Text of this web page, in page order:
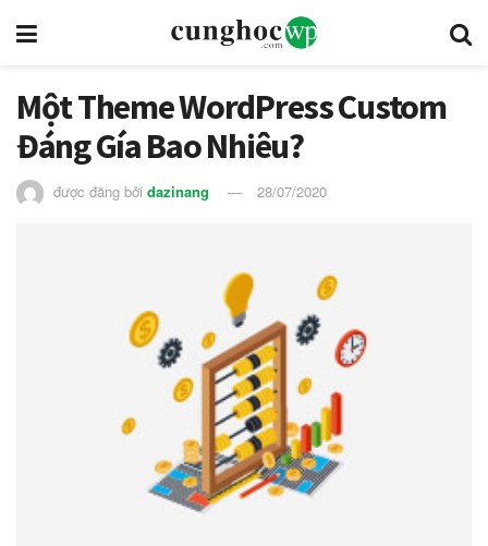
Một Theme WordPress Custom
Đáng Gía Bao Nhiêu?
được đăng bởi dazinang 28/07/2020